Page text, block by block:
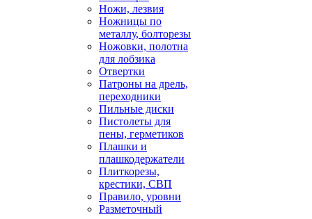
Ножи, лезвия
Ножницы по
металлу, болторезы
Ножовки, полотна
для лобзика
Отвертки
Патроны на дрель,
переходники
Пильные диски
Пистолеты для
пены, герметиков
Плашки и
плашкодержатели
Плиткорезы,
крестики, СВП
Правило, уровни
Разметочный